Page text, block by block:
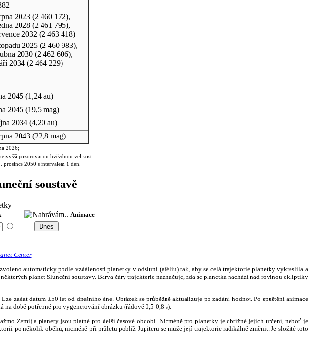
2023(2 460 172),
2028(2 461 795),
2032 (2 463 418)
2025(2 460 983),
2030(2 462 606),
2034(2 464 229)
2045(1,24 au)
2045(19,5 mag)
2034(4,20 au)
2043(22,8 mag)
2026;
pozorovanou hvězdnou velikost
2050 s intervalem 1 den.
soustavě
Animace
Center
automaticky podle vzdálenosti planetky v odsluní (aféliu) tak, aby se celá trajektorie planetky vykreslila a
planet Sluneční soustavy. Barva čáry trajektorie naznačuje, zda se planetka nachází nad rovinou ekliptiky
zadat datum ±50 let od dnešního dne. Obrázek se průběžně aktualizuje po zadání hodnot. Po spuštění animace
době potřebné pro vygenerování obrázku (řádově 0,5-0,8 s).
Zemi) a planety jsou platné pro delší časové období. Nicméně pro planetky je obtížné jejich určení, neboť je
po několik oběhů, nicméně při průletu poblíž Jupiteru se může její trajektorie radikálně změnit. Je složité toto